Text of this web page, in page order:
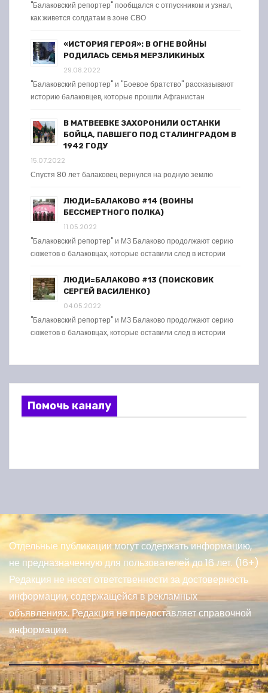
"Балаковский репортер" пообщался с отпускником и узнал,
как живется солдатам в зоне СВО
«ИСТОРИЯ ГЕРОЯ»: В ОГНЕ ВОЙНЫ
РОДИЛАСЬ СЕМЬЯ МЕРЗЛИКИНЫХ
29.08.2022
"Балаковский репортер" и "Боевое братство" рассказывают
историю балаковцев, которые прошли Афганистан
В МАТВЕЕВКЕ ЗАХОРОНИЛИ ОСТАНКИ
БОЙЦА, ПАВШЕГО ПОД СТАЛИНГРАДОМ В
1942 ГОДУ
15.07.2022
Спустя 80 лет балаковец вернулся на родную землю
ЛЮДИ=БАЛАКОВО #14 (ВОИНЫ
БЕССМЕРТНОГО ПОЛКА)
11.05.2022
"Балаковский репортер" и МЗ Балаково продолжают серию
сюжетов о балаковцах, которые оставили след в истории
ЛЮДИ=БАЛАКОВО #13 (ПОИСКОВИК
СЕРГЕЙ ВАСИЛЕНКО)
04.05.2022
"Балаковский репортер" и МЗ Балаково продолжают серию
сюжетов о балаковцах, которые оставили след в истории
Помочь каналу
Отдельные публикации могут содержать информацию,
не предназначенную для пользователей до 16 лет. (16+)
Редакция не несет ответственности за достоверность
информации, содержащейся в рекламных
объявлениях. Редакция не предоставляет справочной
информации.